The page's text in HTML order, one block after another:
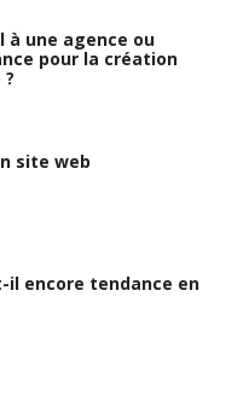
à une agence ou
pour la création
site web
encore tendance en